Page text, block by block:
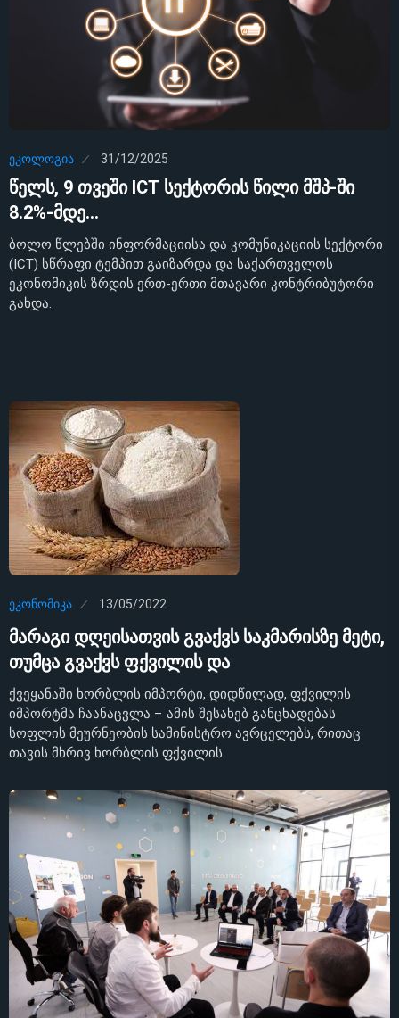
ᲔᲙᲝᲚᲝᲒᲘᲐ 31/12/2025
წელს, 9 თვეში ICT სექტორის წილი მშპ-ში
8.2%-მდე…
ბოლო წლებში ინფორმაციისა და კომუნიკაციის სექტორი
(ICT) სწრაფი ტემპით გაიზარდა და საქართველოს
ეკონომიკის ზრდის ერთ-ერთი მთავარი კონტრიბუტორი
გახდა.
ᲔᲙᲝᲜᲝᲛᲘᲙᲐ 13/05/2022
მარაგი დღეისათვის გვაქვს საკმარისზე მეტი,
თუმცა გვაქვს ფქვილის და
ქვეყანაში ხორბლის იმპორტი, დიდწილად, ფქვილის
იმპორტმა ჩაანაცვლა – ამის შესახებ განცხადებას
სოფლის მეურნეობის სამინისტრო ავრცელებს, რითაც
თავის მხრივ ხორბლის ფქვილის